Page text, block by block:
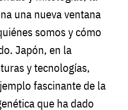
una nueva ventana
somos y cómo
Japón, en la
y tecnologías,
fascinante de la
que ha dado